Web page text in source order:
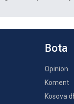
Bota
Opinion
Koment
Kosova